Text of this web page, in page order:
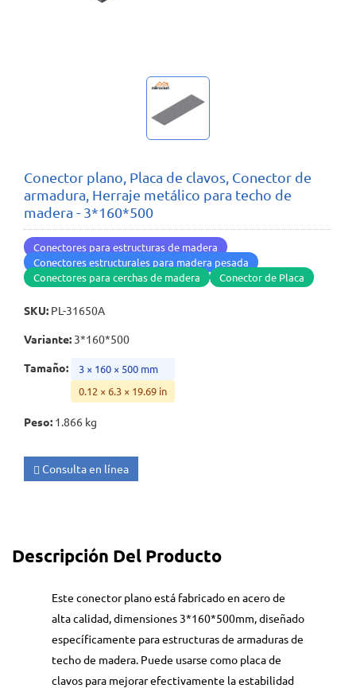
Conector plano, Placa de clavos, Conector de
armadura, Herraje metálico para techo de
madera - 3*160*500
Conectores para estructuras de madera
Conectores estructurales para madera pesada
Conectores para cerchas de madera
Conector de Placa
SKU: PL-31650A
Variante: 3*160*500
Tamaño:
3 × 160 × 500 mm
0.12 × 6.3 × 19.69 in
Peso: 1.866 kg
Consulta en línea
Descripción Del Producto
Este conector plano está fabricado en acero de
alta calidad, dimensiones 3*160*500mm, diseñado
específicamente para estructuras de armaduras de
techo de madera. Puede usarse como placa de
clavos para mejorar efectivamente la estabilidad